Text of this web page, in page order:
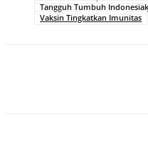
Tangguh Tumbuh
Vaksin Tingkatkan Imunitas